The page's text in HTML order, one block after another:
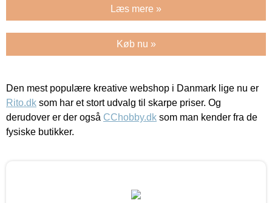
Læs mere »
Køb nu »
Den mest populære kreative webshop i Danmark lige nu er
Rito.dk som har et stort udvalg til skarpe priser. Og
derudover er der også CChobby.dk som man kender fra de
fysiske butikker.